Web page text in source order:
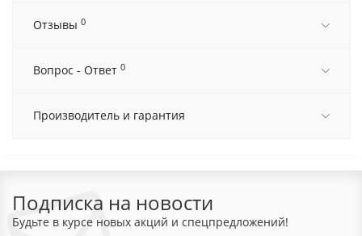
Отзывы 0
Вопрос - Ответ 0
Производитель и гарантия
Подписка на новости
Будьте в курсе новых акций и спецпредложений!